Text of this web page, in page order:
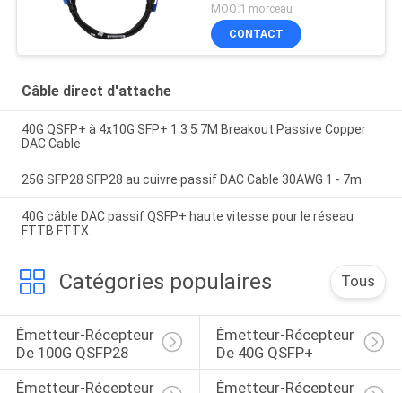
MOQ:1 morceau
CONTACT
Câble direct d'attache
40G QSFP+ à 4x10G SFP+ 1 3 5 7M Breakout Passive Copper
DAC Cable
25G SFP28 SFP28 au cuivre passif DAC Cable 30AWG 1 - 7m
40G câble DAC passif QSFP+ haute vitesse pour le réseau
FTTB FTTX
Catégories populaires Tous
Émetteur-Récepteur
De 100G QSFP28
Émetteur-Récepteur
De 40G QSFP+
Émetteur-Récepteur
Émetteur-Récepteur